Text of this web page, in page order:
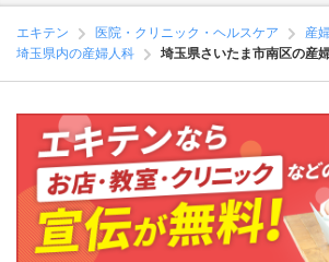
エキテン 医院・クリニック・ヘルスケア
産
埼玉県内の産婦人科
埼玉県さいたま市南区の産